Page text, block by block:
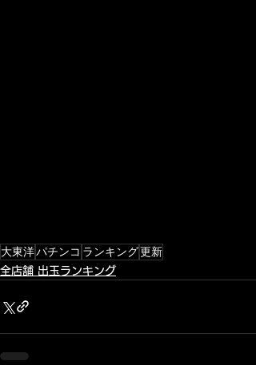
大東洋パチンコ ランキング更新
全店舗 出玉ランキング